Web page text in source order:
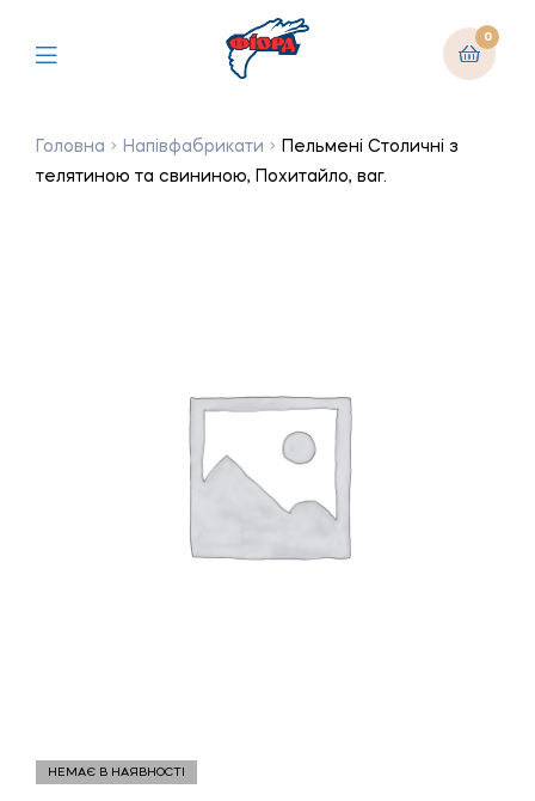
0
Головна Напівфабрикати
Пельмені Столичні з
телятиною та свининою, Похитайло, ваг.
НЕМАЄ В НАЯВНОСТІ